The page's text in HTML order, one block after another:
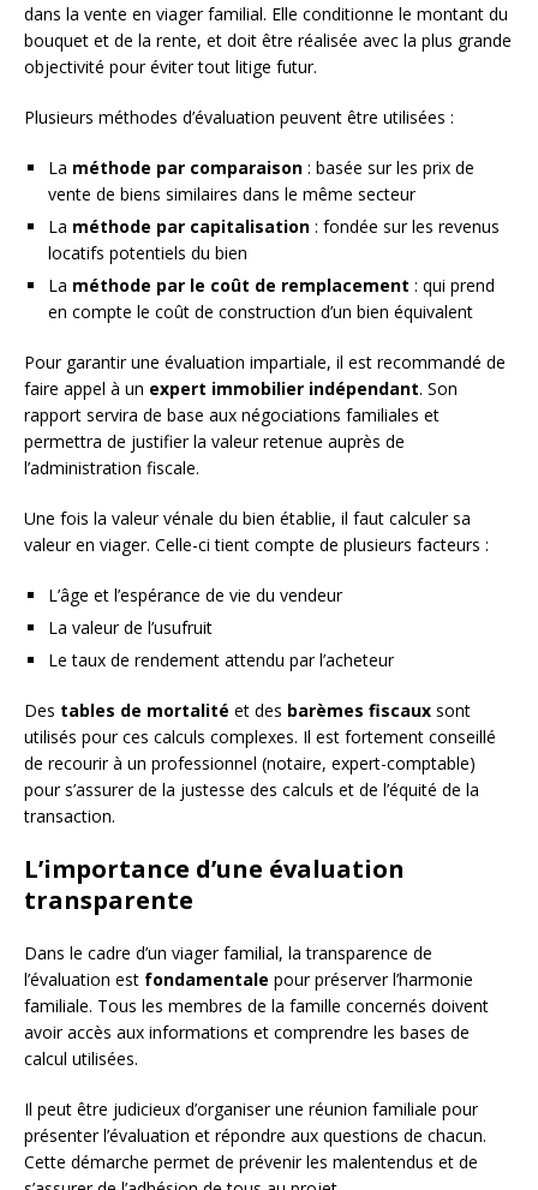
dans la vente en viager familial. Elle conditionne le montant du
bouquet et de la rente, et doit être réalisée avec la plus grande
objectivité pour éviter tout litige futur.
Plusieurs méthodes d’évaluation peuvent être utilisées :
La méthode par comparaison : basée sur les prix de
vente de biens similaires dans le même secteur
La méthode par capitalisation : fondée sur les revenus
locatifs potentiels du bien
La méthode par le coût de remplacement : qui prend
en compte le coût de construction d’un bien équivalent
Pour garantir une évaluation impartiale, il est recommandé de
faire appel à un expert immobilier indépendant. Son
rapport servira de base aux négociations familiales et
permettra de justifier la valeur retenue auprès de
l’administration fiscale.
Une fois la valeur vénale du bien établie, il faut calculer sa
valeur en viager. Celle-ci tient compte de plusieurs facteurs :
L’âge et l’espérance de vie du vendeur
La valeur de l’usufruit
Le taux de rendement attendu par l’acheteur
Des tables de mortalité et des barèmes fiscaux sont
utilisés pour ces calculs complexes. Il est fortement conseillé
de recourir à un professionnel (notaire, expert-comptable)
pour s’assurer de la justesse des calculs et de l’équité de la
transaction.
L’importance d’une évaluation
transparente
Dans le cadre d’un viager familial, la transparence de
l’évaluation est fondamentale pour préserver l’harmonie
familiale. Tous les membres de la famille concernés doivent
avoir accès aux informations et comprendre les bases de
calcul utilisées.
Il peut être judicieux d’organiser une réunion familiale pour
présenter l’évaluation et répondre aux questions de chacun.
Cette démarche permet de prévenir les malentendus et de